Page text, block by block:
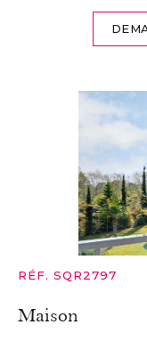
RÉF. SQR2797
Maison